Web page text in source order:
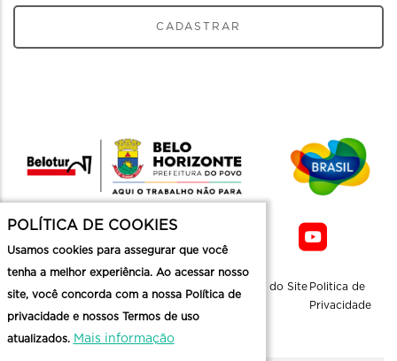
CADASTRAR
Mapa do Site Politica de
Privacidade
POLÍTICA DE COOKIES
Usamos cookies para assegurar que você
tenha a melhor experiência. Ao acessar nosso
site, você concorda com a nossa Política de
privacidade e nossos Termos de uso
atualizados. Mais informação